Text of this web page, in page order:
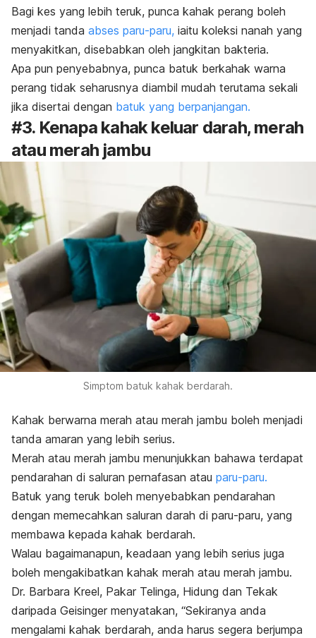
Bagi kes yang lebih teruk, punca kahak perang boleh
menjadi tanda abses paru-paru, iaitu koleksi nanah yang
menyakitkan, disebabkan oleh jangkitan bakteria.
Apa pun penyebabnya, punca batuk berkahak warna
perang tidak seharusnya diambil mudah terutama sekali
jika disertai dengan batuk yang berpanjangan.
#3. Kenapa kahak keluar darah, merah
atau merah jambu
Simptom batuk kahak berdarah.
Kahak berwarna merah atau merah jambu boleh menjadi
tanda amaran yang lebih serius.
Merah atau merah jambu menunjukkan bahawa terdapat
pendarahan di saluran pernafasan atau paru-paru.
Batuk yang teruk boleh menyebabkan pendarahan
dengan memecahkan saluran darah di paru-paru, yang
membawa kepada kahak berdarah.
Walau bagaimanapun, keadaan yang lebih serius juga
boleh mengakibatkan kahak merah atau merah jambu.
Dr. Barbara Kreel, Pakar Telinga, Hidung dan Tekak
daripada Geisinger menyatakan, “Sekiranya anda
mengalami kahak berdarah, anda harus segera berjumpa